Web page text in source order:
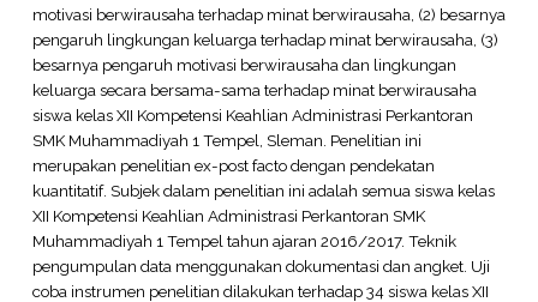
motivasi berwirausaha terhadap minat berwirausaha, (2) besarnya
pengaruh lingkungan keluarga terhadap minat berwirausaha, (3)
besarnya pengaruh motivasi berwirausaha dan lingkungan
keluarga secara bersama-sama terhadap minat berwirausaha
siswa kelas XII Kompetensi Keahlian Administrasi Perkantoran
SMK Muhammadiyah 1 Tempel, Sleman. Penelitian ini
merupakan penelitian ex-post facto dengan pendekatan
kuantitatif. Subjek dalam penelitian ini adalah semua siswa kelas
XII Kompetensi Keahlian Administrasi Perkantoran SMK
Muhammadiyah 1 Tempel tahun ajaran 2016/2017. Teknik
pengumpulan data menggunakan dokumentasi dan angket. Uji
coba instrumen penelitian dilakukan terhadap 34 siswa kelas XII